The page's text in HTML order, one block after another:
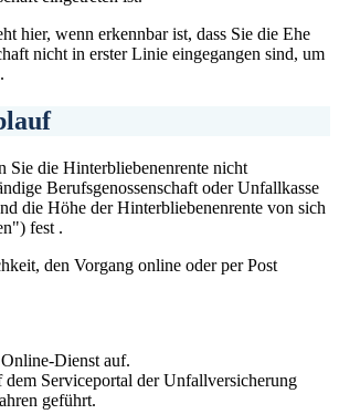
hier, wenn erkennbar ist, dass Sie die Ehe
nicht in erster Linie eingegangen sind, um
Sie die Hinterbliebenenrente nicht
Berufsgenossenschaft oder Unfallkasse
die Höhe der Hinterbliebenenrente von sich
fest .
den Vorgang online oder per Post
Dienst auf.
dem Serviceportal der Unfallversicherung
geführt.